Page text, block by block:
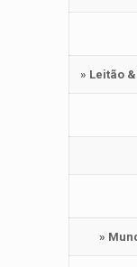
» Leitão
»